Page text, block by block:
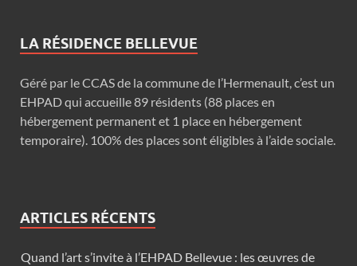
LA RÉSIDENCE BELLEVUE
Géré par le CCAS de la commune de l’Hermenault, c’est un
EHPAD qui accueille 89 résidents (88 places en
hébergement permanent et 1 place en hébergement
temporaire). 100% des places sont éligibles à l’aide sociale.
ARTICLES RÉCENTS
Quand l’art s’invite à l’EHPAD Bellevue : les œuvres de